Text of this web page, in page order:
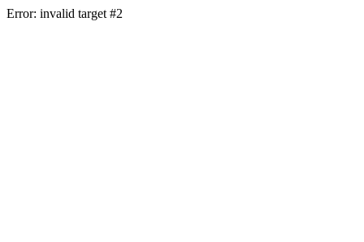
Error: invalid target #2